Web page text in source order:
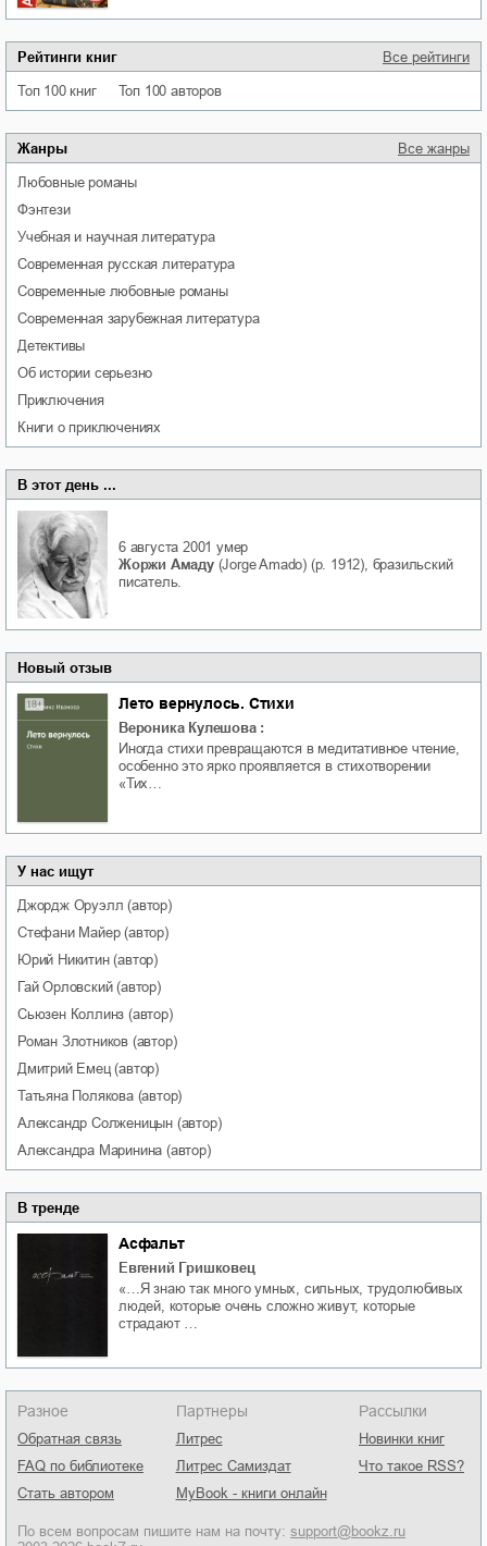
Рейтинги книг Все рейтинги
Топ 100 книг Топ 100 авторов
Жанры Все жанры
любовные романы
фэнтези
учебная и научная литература
современная русская литература
современные любовные романы
современная зарубежная литература
детективы
об истории серьезно
приключения
книги о приключениях
В этот день ...
6 августа 2001 умер
Жоржи Амаду(Jorge Amado) (р. 1912), бразильский
писатель.
Новый отзыв
Лето вернулось. Стихи
Вероника Кулешова :
Иногда стихи превращаются в медитативное чтение,
особенно это ярко проявляется в стихотворении
«Тих…
У нас ищут
Джордж Оруэлл (автор)
Стефани Майер(автор)
Юрий Никитин(автор)
Гай Орловский(автор)
Сьюзен Коллинз (автор)
Роман Злотников (автор)
Дмитрий Емец(автор)
Татьяна Полякова(автор)
Александр Солженицын (автор)
Александра Маринина (автор)
В тренде
Асфальт
Евгений Гришковец
«…Я знаю так много умных, сильных, трудолюбивых
людей, которые очень сложно живут, которые
страдают …
Разное
Обратная связь
FAQ по библиотеке
Стать автором
Партнеры
Литрес
Литрес Самиздат
MyBook - книги онлайн
Рассылки
Новинки книг
Что такое RSS?
По всем вопросам пишите нам на почту: support@bookz.ru